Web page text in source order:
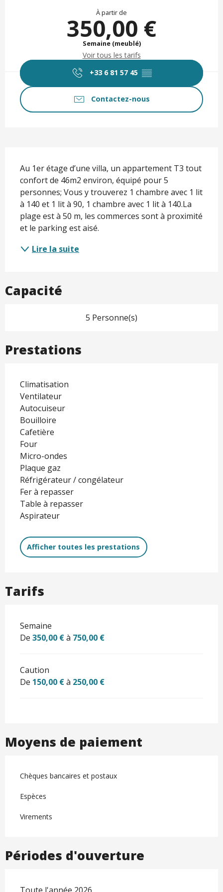
À partir de
350,00 €
Semaine (meublé)
Voir tous les tarifs
+33 6 81 57 45 ▒▒
Contactez-nous
Au 1er étage d’une villa, un appartement T3 tout
confort de 46m2 environ, équipé pour 5
personnes; Vous y trouverez 1 chambre avec 1 lit
à 140 et 1 lit à 90, 1 chambre avec 1 lit à 140.La
plage est à 50 m, les commerces sont à proximité
et le parking est aisé.
Lire la suite
Capacité
5 Personne(s)
Prestations
Climatisation
Ventilateur
Autocuiseur
Bouilloire
Cafetière
Four
Micro-ondes
Plaque gaz
Réfrigérateur / congélateur
Fer à repasser
Table à repasser
Aspirateur
Afficher toutes les prestations
Tarifs
Semaine
De 350,00 €à 750,00 €
Caution
De 150,00 €à 250,00 €
Moyens de paiement
Chèques bancaires et postaux
Espèces
Virements
Périodes d'ouverture